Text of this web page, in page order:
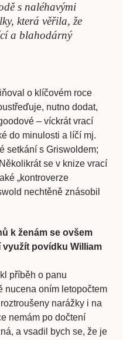
s naléhavými
která věřila, že
a blahodárný
o klíčovém roce
nutno dodat,
– víckrát vrací
do minulosti a líčí mj.
setkání s Griswoldem;
se v knize vrací
„kontroverze
nechtěně znásobil
k ženám se ovšem
povídku William
příběh o panu
nucena oním letopočtem
narážky i na
nemám po dočtení
a vsadil bych se, že je